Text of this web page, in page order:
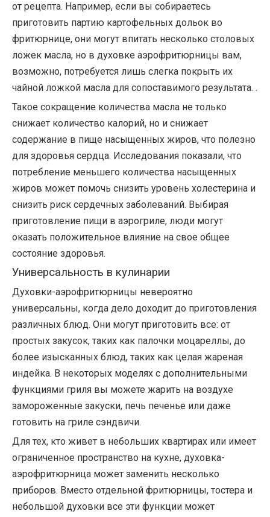
от рецепта. Например, если вы собираетесь
приготовить партию картофельных дольок во
фритюрнице, они могут впитать несколько столовых
ложек масла, но в духовке аэрофритюрницы вам,
возможно, потребуется лишь слегка покрыть их
чайной ложкой масла для сопоставимого результата. .
Такое сокращение количества масла не только
снижает количество калорий, но и снижает
содержание в пище насыщенных жиров, что полезно
для здоровья сердца. Исследования показали, что
потребление меньшего количества насыщенных
жиров может помочь снизить уровень холестерина и
снизить риск сердечных заболеваний. Выбирая
приготовление пищи в аэрогриле, люди могут
оказать положительное влияние на свое общее
состояние здоровья.
Универсальность в кулинарии
Духовки-аэрофритюрницы невероятно
универсальны, когда дело доходит до приготовления
различных блюд. Они могут приготовить все: от
простых закусок, таких как палочки моцареллы, до
более изысканных блюд, таких как целая жареная
индейка. В некоторых моделях с дополнительными
функциями гриля вы можете жарить на воздухе
замороженные закуски, печь печенье или даже
готовить на гриле сэндвичи.
Для тех, кто живет в небольших квартирах или имеет
ограниченное пространство на кухне, духовка-
аэрофритюрница может заменить несколько
приборов. Вместо отдельной фритюрницы, тостера и
небольшой духовки все эти функции может